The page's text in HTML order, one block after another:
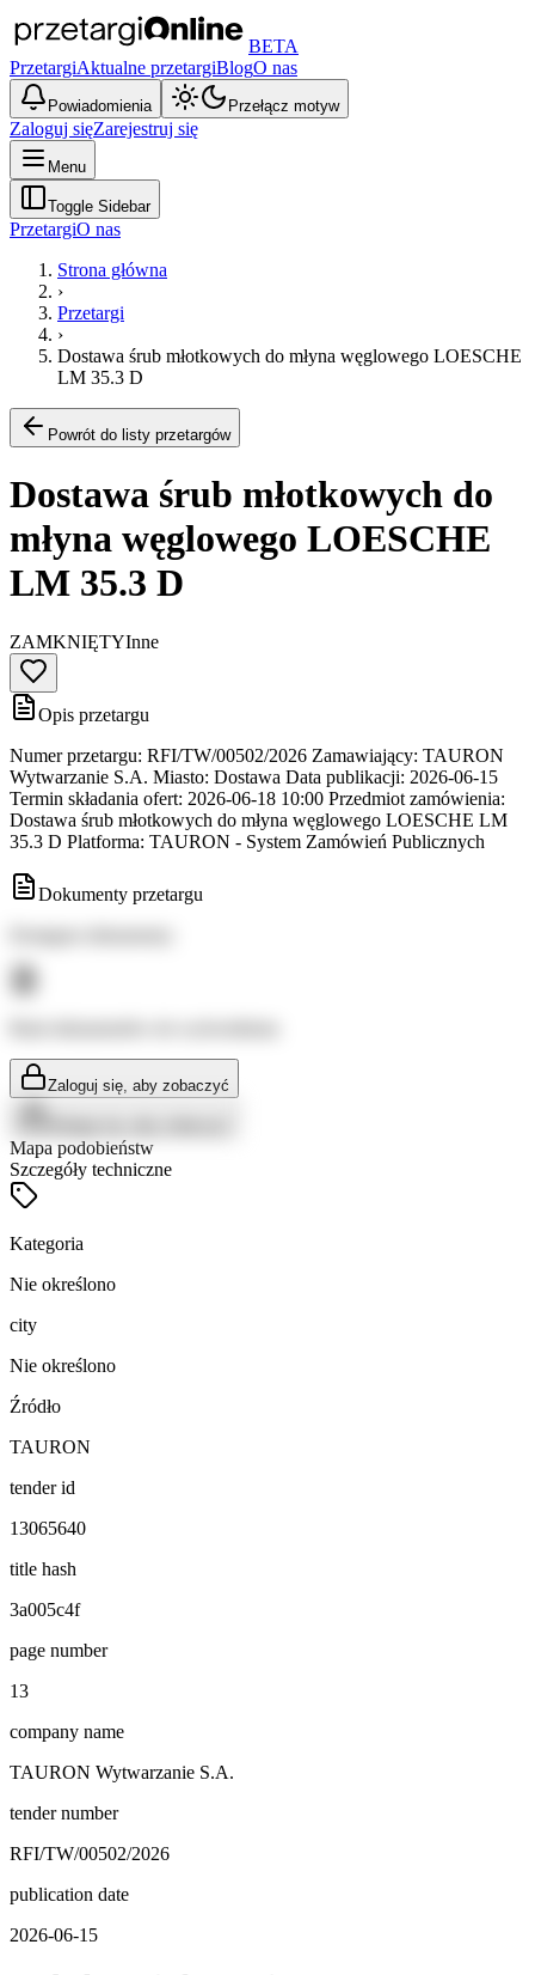
BETA
PrzetargiAktualne przetargiBlogO nas
Powiadomienia Przełącz motyw
Zaloguj sięZarejestruj się
Menu
Toggle Sidebar
PrzetargiO nas
Strona główna
›
Przetargi
›
Dostawa śrub młotkowych do młyna węglowego LOESCHE
LM 35.3 D
Powrót do listy przetargów
Dostawa śrub młotkowych do
młyna węglowego LOESCHE
LM 35.3 D
ZAMKNIĘTYInne
Opis przetargu
Numer przetargu: RFI/TW/00502/2026 Zamawiający: TAURON
Wytwarzanie S.A. Miasto: Dostawa Data publikacji: 2026-06-15
Termin składania ofert: 2026-06-18 10:00 Przedmiot zamówienia:
Dostawa śrub młotkowych do młyna węglowego LOESCHE LM
35.3 D Platforma: TAURON - System Zamówień Publicznych
Dokumenty przetargu
Zaloguj się, aby zobaczyć
Mapa podobieństw
Szczegóły techniczne
Kategoria
Nie określono
city
Nie określono
Źródło
TAURON
tender id
13065640
title hash
3a005c4f
page number
13
company name
TAURON Wytwarzanie S.A.
tender number
RFI/TW/00502/2026
publication date
2026-06-15